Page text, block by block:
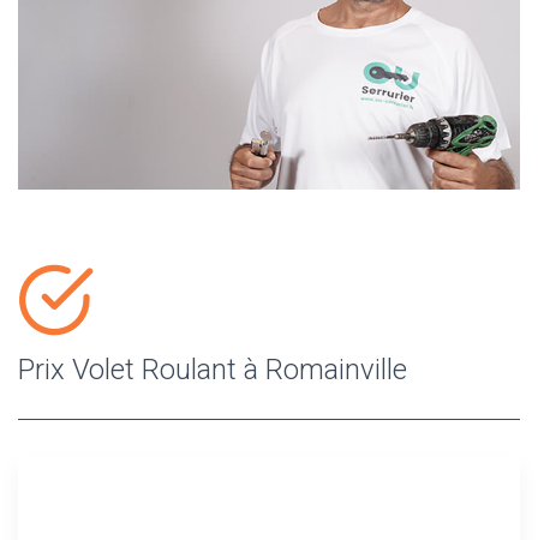
Prix Volet Roulant à Romainville